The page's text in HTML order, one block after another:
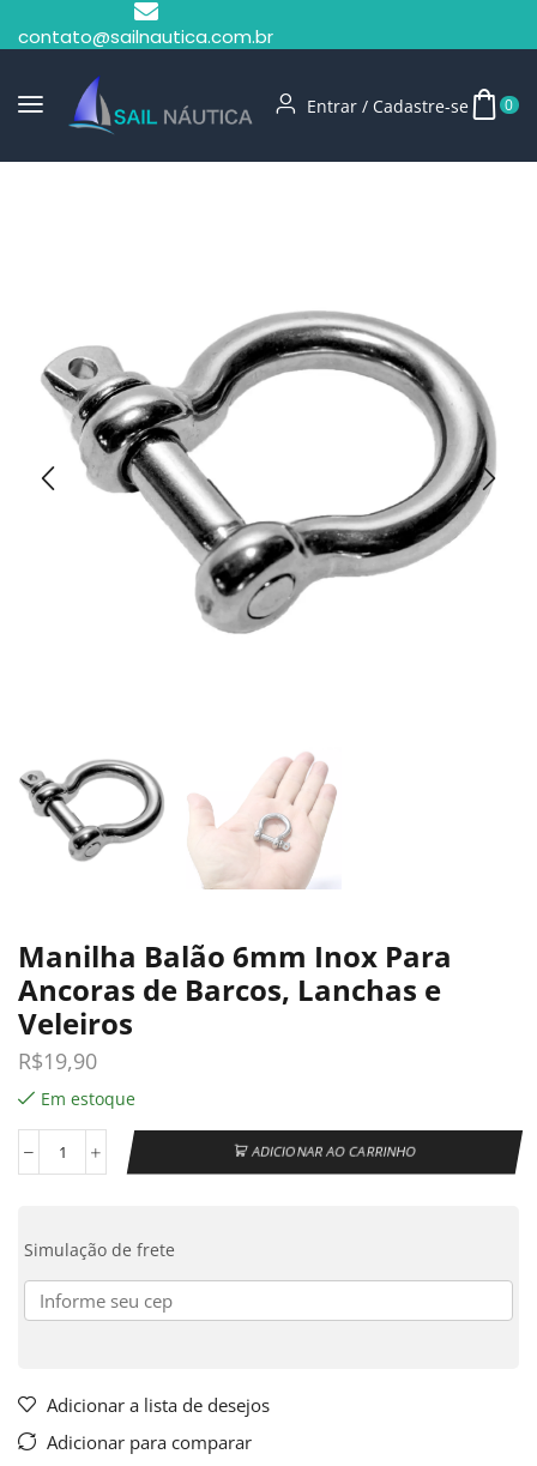
contato@sailnautica.com.br
Entrar / Cadastre-se 0
Manilha Balão 6mm Inox Para
Ancoras de Barcos, Lanchas e
Veleiros
R$19,90
Em estoque
ADICIONAR AO CARRINHO
Simulação de frete
Adicionar a lista de desejos
Adicionar para comparar